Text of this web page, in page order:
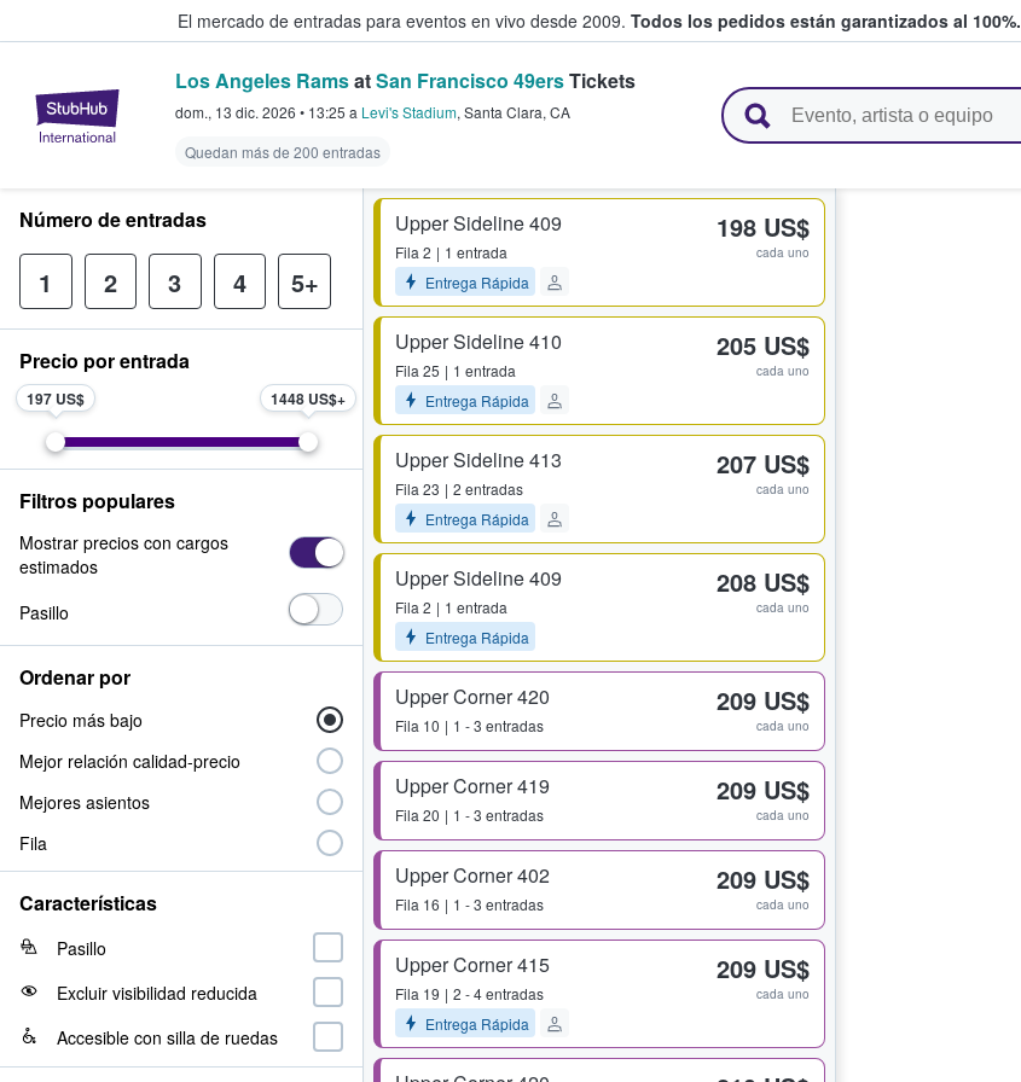
El mercado de entradas para eventos en vivo desde 2009. Todos los pedidos están garantizados al 100%.
StubHub: compra y venta de entradas entre fans
Los Angeles RamsatSan Francisco 49ersTickets
dom., 13 dic. 2026 • 13:25 a Levi's Stadium, Santa Clara, CA
Quedan más de 200 entradas
Upper Sideline 409
Fila 2
1 entrada
Entrega Rápida
198 US$
cada uno
Upper Sideline 410
Fila 25
1 entrada
Entrega Rápida
205 US$
cada uno
Upper Sideline 413
Fila 23
2 entradas
Entrega Rápida
207 US$
cada uno
Upper Sideline 409
Fila 2
1 entrada
Entrega Rápida
208 US$
cada uno
Upper Corner 420
Fila 10 1 - 3 entradas
209 US$
cada uno
Upper Corner 419
Fila 20 1 - 3 entradas
209 US$
cada uno
Upper Corner 402
Fila 16 1 - 3 entradas
209 US$
cada uno
Upper Corner 415
Fila 19
2 - 4 entradas
Entrega Rápida
209 US$
cada uno
Número de entradas
1 2 3 4 5+
Precio por entrada
197 US$ 1448 US$
Filtros populares
Mostrar precios con cargos
estimados
Pasillo
Ordenar por
Precio más bajo
Mejor relación calidad-precio
Mejores asientos
Fila
Características
Pasillo
Excluir visibilidad reducida
Accesible con silla de ruedas